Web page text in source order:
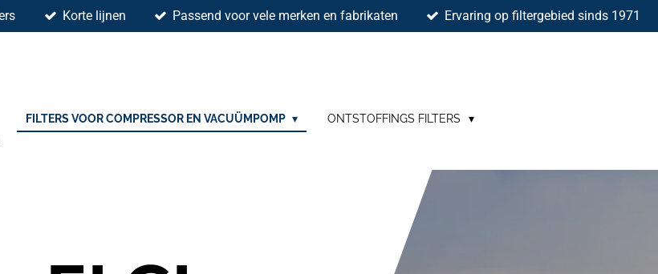
Korte lijnen Passend voor vele merken en fabrikaten Ervaring op filtergebied sinds 1971
FILTERS VOOR COMPRESSOR EN VACUÜMPOMP
ONTSTOFFINGS FILTERS